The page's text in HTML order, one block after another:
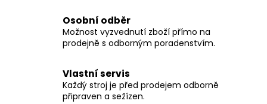
í
p
k
y
Osobní odběr
Možnost vyzvednutí zboží přímo na
prodejně s odborným poradenstvím.
Vlastní servis
Každý stroj je před prodejem odborně
připraven a sežízen.